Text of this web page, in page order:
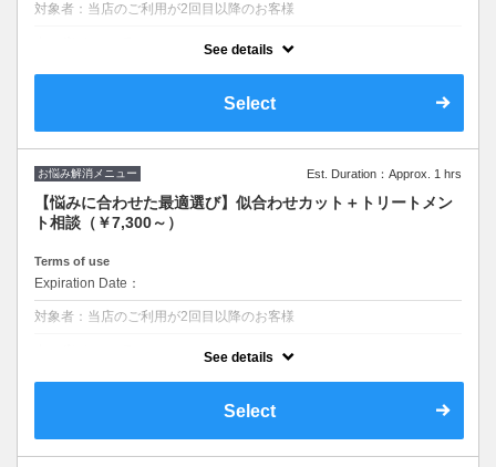
対象者：当店のご利用が2回目以降のお客様
■最適美髪ケアを一緒にお考え致します
■美髪ケアにお客様に最適なトリートメントをお悩みからご提案させた
＃バレイヤージュ＃白髪染め＃白髪活かし＃白髪ぼかし＃ブリーチ＃ハ
イライト＃ダブルカラー＃カラー＃韓国
See details
Select
お悩み解消メニュー Est. Duration：Approx. 1 hrs
【悩みに合わせた最適選び】似合わせカット＋トリートメン
ト相談（￥7,300～）
Terms of use
Expiration Date：
対象者：当店のご利用が2回目以降のお客様
■最適美髪ケアを一緒にお考え致します
■美髪ケアにお客様に最適なトリートメントをお悩みからご提案させた
＃カット＃ショートカット＃ボブ＃ハンサムショート＃レイヤー＃ワン
レン＃ドライカット＃白髪ぼかし＃前髪カット
See details
Select